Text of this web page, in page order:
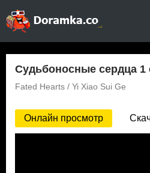
Судьбоносные сердца 1
Fated Hearts / Yi Xiao Sui Ge
Онлайн просмотр